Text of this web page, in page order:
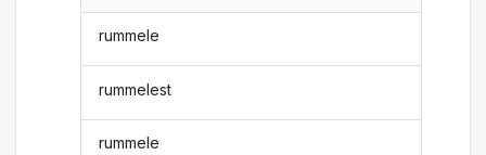
rummele
rummelest
rummele